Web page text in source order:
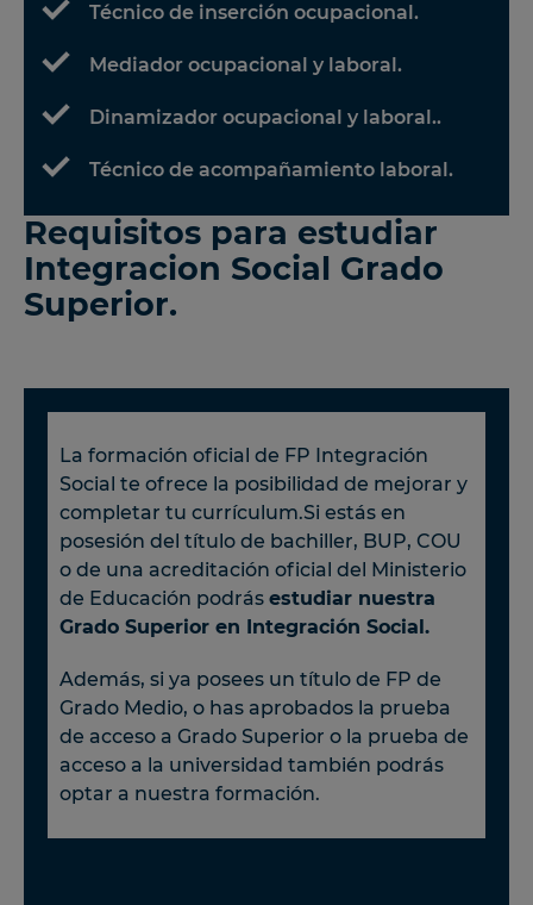
Técnico de inserción ocupacional.
Mediador ocupacional y laboral.
Dinamizador ocupacional y laboral..
Técnico de acompañamiento laboral.
Requisitos para estudiar
Integracion Social Grado
Superior.
La formación oficial de FP Integración
Social te ofrece la posibilidad de mejorar y
completar tu currículum.Si estás en
posesión del título de bachiller, BUP, COU
o de una acreditación oficial del Ministerio
de Educación podrás estudiar nuestra
Grado Superior en Integración Social.
Además, si ya posees un título de FP de
Grado Medio, o has aprobados la prueba
de acceso a Grado Superior o la prueba de
acceso a la universidad también podrás
optar a nuestra formación.